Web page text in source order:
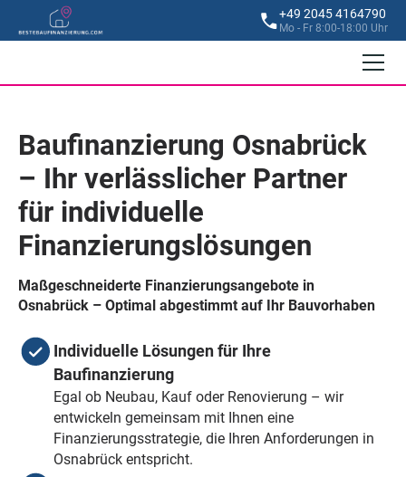
+49 2045 4164790
Mo - Fr 8:00-18:00 Uhr
Baufinanzierung Osnabrück
– Ihr verlässlicher Partner
für individuelle
Finanzierungslösungen
Maßgeschneiderte Finanzierungsangebote in
Osnabrück – Optimal abgestimmt auf Ihr Bauvorhaben
Individuelle Lösungen für Ihre
Baufinanzierung
Egal ob Neubau, Kauf oder Renovierung – wir
entwickeln gemeinsam mit Ihnen eine
Finanzierungsstrategie, die Ihren Anforderungen in
Osnabrück entspricht.